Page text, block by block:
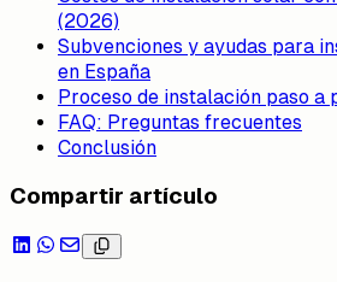
(2026)
Subvenciones y ayudas para
en España
Proceso de instalación paso a
FAQ: Preguntas frecuentes
Conclusión
Compartir artículo